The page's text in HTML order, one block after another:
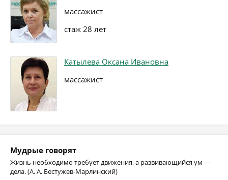
массажист
стаж 28 лет
Катылева Оксана Ивановна
массажист
Мудрые говорят
Жизнь необходимо требует движения, а развивающийся ум —
дела. (А. А. Бестужев-Марлинский)